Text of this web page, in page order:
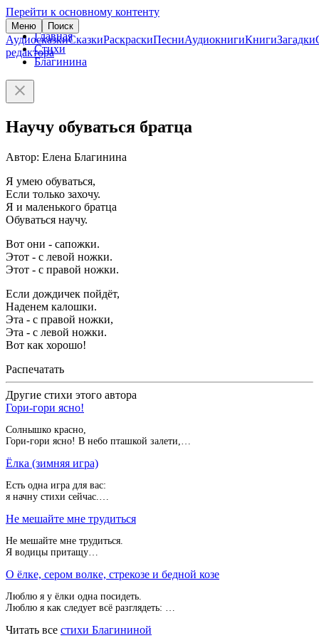
Перейти к основному контенту
Меню Поиск
АудиосказкиСказкиРаскраскиПесниАудиокнигиКнигиЗагадки
редактора
Главная
Стихи
Благинина
Научу обуваться братца
Автор: Елена Благинина
Я умею обуваться,
Если только захочу.
Я и маленького братца
Обуваться научу.
Вот они - сапожки.
Этот - с левой ножки.
Этот - с правой ножки.
Если дождичек пойдёт,
Наденем калошки.
Эта - с правой ножки,
Эта - с левой ножки.
Вот как хорошо!
Распечатать
Другие стихи этого автора
Гори-гори ясно!
Солнышко красно,
Гори-гори ясно! В небо пташкой залети,…
Ёлка (зимняя игра)
Есть одна игра для вас:
я начну стихи сейчас.…
Не мешайте мне трудиться
Не мешайте мне трудиться.
Я водицы притащу…
О ёлке, сером волке, стрекозе и бедной козе
Люблю я у ёлки одна посидеть.
Люблю я как следует всё разглядеть: …
Читать все стихи Благининой